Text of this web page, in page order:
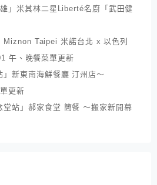
」米其林二星Liberté名廚「武田健
Miznon Taipei 米諾台北 x 以色列
午、晚餐菜單更新
」新東南海鮮餐廳 汀州店～
更新
堂站」郝家食堂 簡餐 ～搬家新開幕